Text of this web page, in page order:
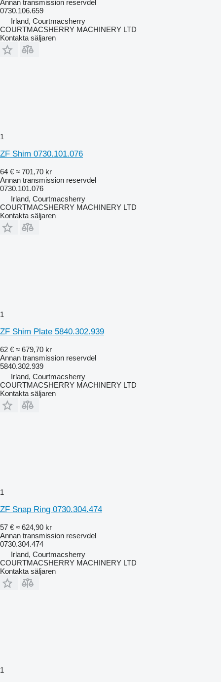
Annan transmission reservdel
0730.106.659
Irland, Courtmacsherry
COURTMACSHERRY MACHINERY LTD
Kontakta säljaren
1
ZF Shim 0730.101.076
64 € ≈ 701,70 kr
Annan transmission reservdel
0730.101.076
Irland, Courtmacsherry
COURTMACSHERRY MACHINERY LTD
Kontakta säljaren
1
ZF Shim Plate 5840.302.939
62 € ≈ 679,70 kr
Annan transmission reservdel
5840.302.939
Irland, Courtmacsherry
COURTMACSHERRY MACHINERY LTD
Kontakta säljaren
1
ZF Snap Ring 0730.304.474
57 € ≈ 624,90 kr
Annan transmission reservdel
0730.304.474
Irland, Courtmacsherry
COURTMACSHERRY MACHINERY LTD
Kontakta säljaren
1